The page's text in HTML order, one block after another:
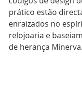
prático estão
enraizados no
relojoaria e
de herança Minerva.